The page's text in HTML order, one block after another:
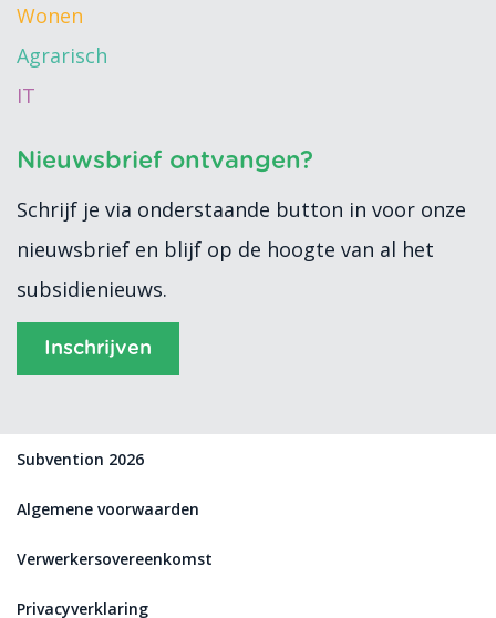
Wonen
Agrarisch
IT
Nieuwsbrief ontvangen?
Schrijf je via onderstaande button in voor onze
nieuwsbrief en blijf op de hoogte van al het
subsidienieuws.
Inschrijven
Subvention 2026
Algemene voorwaarden
Verwerkersovereenkomst
Privacyverklaring